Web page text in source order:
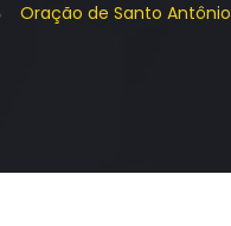
Oração de Santo Antônio